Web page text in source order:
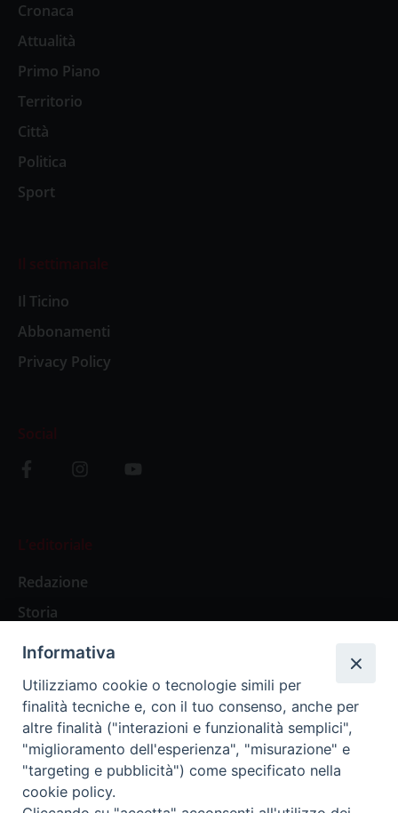
Cronaca
Attualità
Primo Piano
Territorio
Città
Politica
Sport
Il settimanale
Il Ticino
Abbonamenti
Privacy Policy
Social
L’editoriale
Redazione
Storia
Abbonamenti
Abbonamento Annuale Digitale
Abbonamento Annuale Cartaceo
Abbonamento Singola Copia Digitale
Informativa
Utilizziamo cookie o tecnologie simili per
finalità tecniche e, con il tuo consenso, anche per
altre finalità ("interazioni e funzionalità semplici",
"miglioramento dell'esperienza", "misurazione" e
"targeting e pubblicità") come specificato nella
cookie policy.